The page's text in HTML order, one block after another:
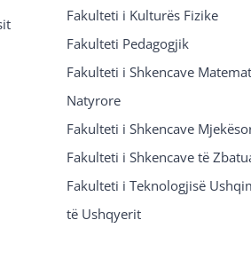
Fakulteti i Kulturës Fizike
Fakulteti Pedagogjik
Fakulteti i Shkencave
Natyrore
Fakulteti i Shkencave
Fakulteti i Shkencave të
Fakulteti i Teknologjisë
të Ushqyerit